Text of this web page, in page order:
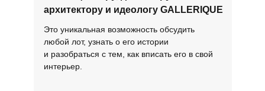
Это уникальная возможность обсудить
любой лот, узнать о его истории
и разобраться с тем, как вписать его в свой
интерьер.
архитектору и идеологу GALLERIQUE